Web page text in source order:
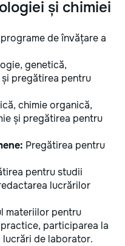
și chimiei
de învățare a
genetică,
pregătirea pentru
chimie organică,
și pregătirea pentru
Pregătirea pentru
pentru studii
lucrărilor
materiilor pentru
participarea la
de laborator.